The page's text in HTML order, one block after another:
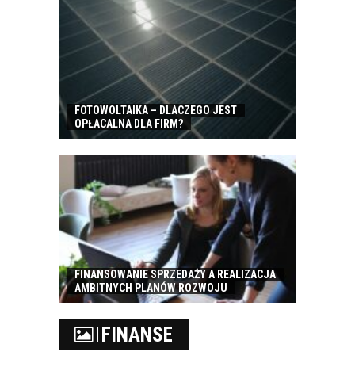
FOTOWOLTAIKA – DLACZEGO JEST
OPŁACALNA DLA FIRM?
FINANSOWANIE SPRZEDAŻY A REALIZACJA
AMBITNYCH PLANÓW ROZWOJU
FINANSE